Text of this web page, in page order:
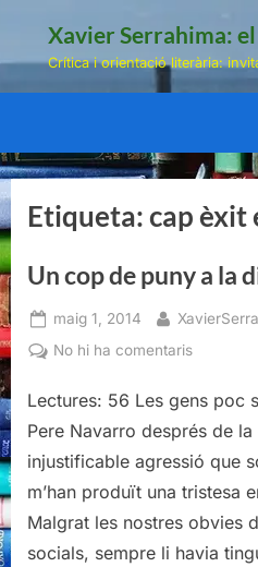
Xavier Serrahima:
Crítica i orientació literària:
Etiqueta:cap èxit
Un cop de puny a la
Posted
on
maig 1, 2014 By
No hi ha comentarisa
cop
de
a
la
dignitat
moral
Lectures: 56 Les gens poc
Pere Navarro després de
injustificable agressió que
m’han produït una tristesa
Malgrat les nostres obvies
socials, sempre li havia